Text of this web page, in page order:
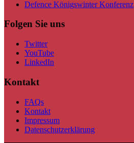
Defence Königswinter Konferenz
Folgen Sie uns
Twitter
YouTube
LinkedIn
Kontakt
FAQs
Kontakt
Impressum
Datenschutzerklärung